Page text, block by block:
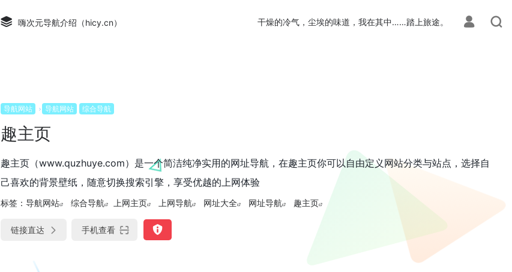
嗨次元导航介绍（hicy.cn） 干燥的冷气，尘埃的味道，我在其中……踏上旅途。
导航网站 导航网站 综合导航
趣主页
趣主页（www.quzhuye.com）是一个简洁纯净实用的网址导航，在趣主页你可以自由定义网站分类与站点，选择自
己喜欢的背景壁纸，随意切换搜索引擎，享受优越的上网体验
标签： 导航网站 综合导航 上网主页 上网导航 网址大全 网址导航 趣主页
链接直达 手机查看